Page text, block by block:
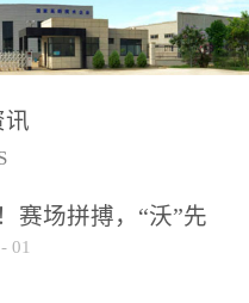
讯
赛场拼搏，“沃”先
- 01